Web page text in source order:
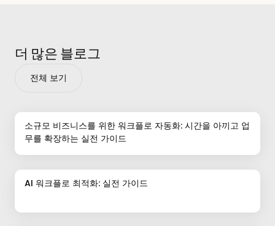
더 많은 블로그
전체 보기
소규모 비즈니스를 위한 워크플로 자동화: 시간을 아끼고 업
무를 확장하는 실전 가이드
AI 워크플로 최적화: 실전 가이드